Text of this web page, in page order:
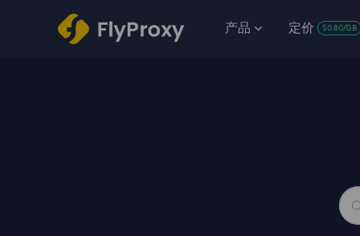
产品 定价 $0.80/GB